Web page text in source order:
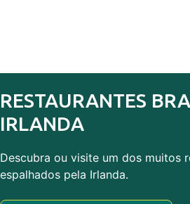
RESTAURANTES
IRLANDA
Descubra ou visite um dos muitos
espalhados pela Irlanda.